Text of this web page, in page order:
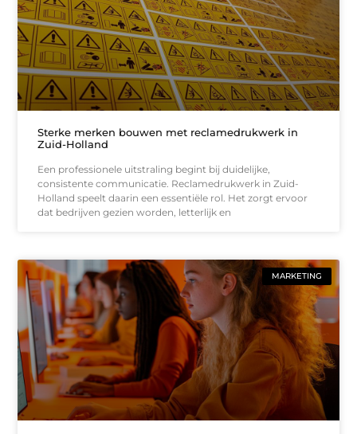
Sterke merken bouwen met reclamedrukwerk in
Zuid-Holland
Een professionele uitstraling begint bij duidelijke,
consistente communicatie. Reclamedrukwerk in Zuid-
Holland speelt daarin een essentiële rol. Het zorgt ervoor
dat bedrijven gezien worden, letterlijk en
MARKETING